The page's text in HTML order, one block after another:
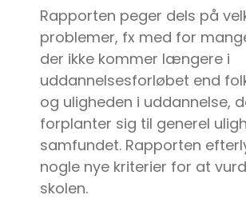
Rapporten peger dels på
problemer, fx med for
der ikke kommer længere i
uddannelsesforløbet end
og uligheden i uddannelse,
forplanter sig til generel
samfundet. Rapporten
nogle nye kriterier for at
skolen.